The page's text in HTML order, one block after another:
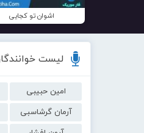
اشوان تو کجایی
لیست
امین حبیبی
آرمان گرشاسبی